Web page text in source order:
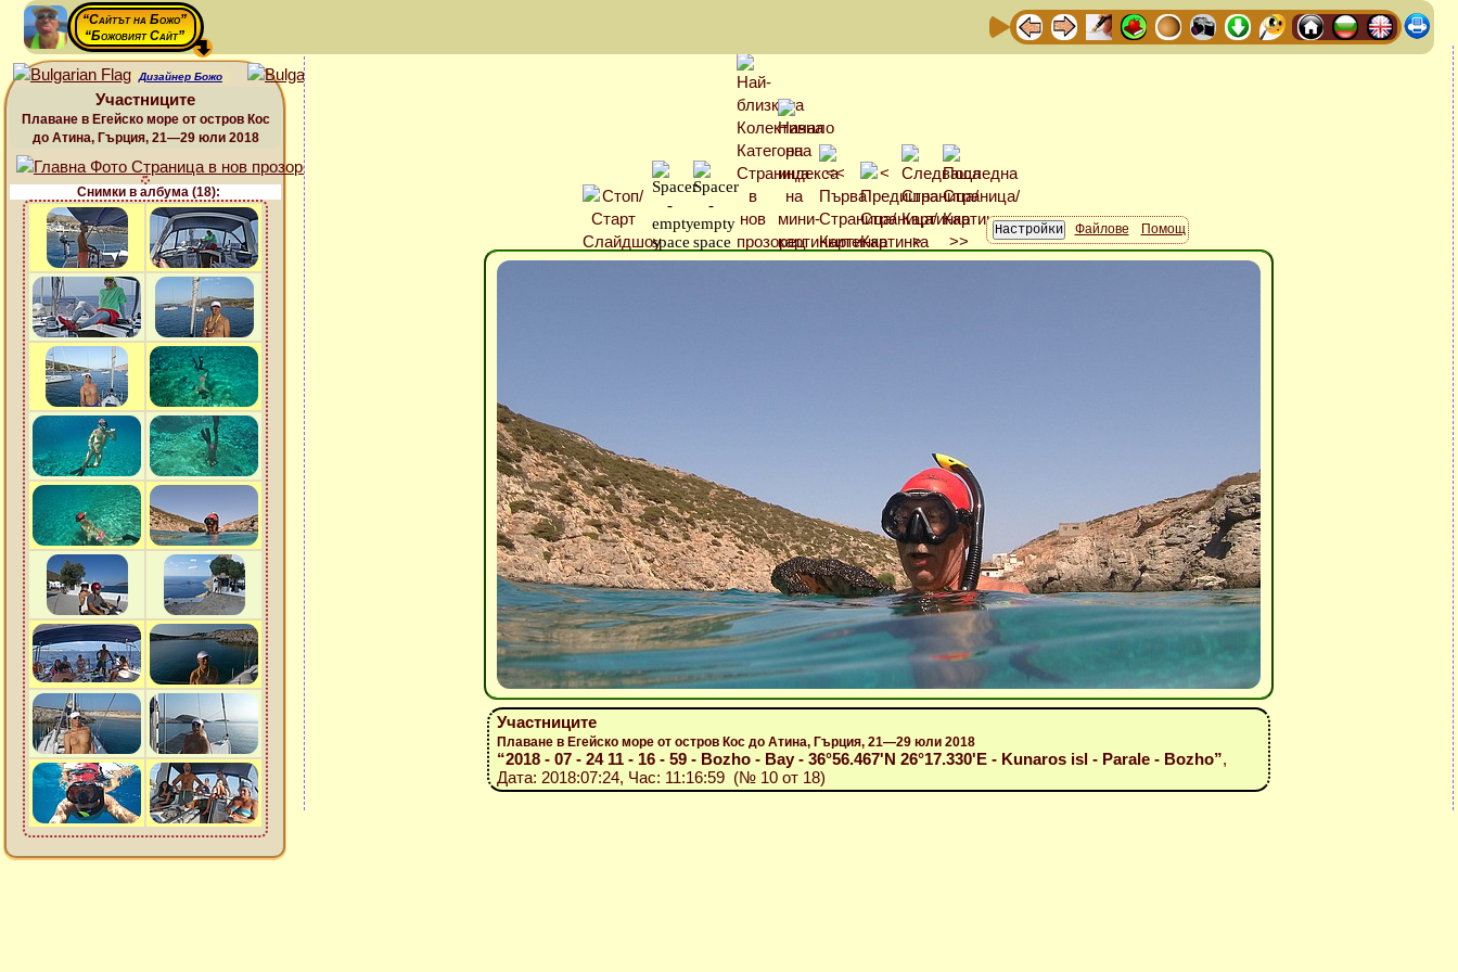
“Сайтът на Божо”
“Божовият Сайт”
Дизайнер Божо
Участниците
Плаване в Егейско море от остров Кос
до Атина, Гърция, 21—29 юли 2018
Снимки в албума (18):
Файлове Помощ
Участниците
Плаване в Егейско море от остров Кос до Атина, Гърция, 21—29 юли 2018
“2018 - 07 - 24 11 - 16 - 59 - Bozho - Bay - 36°56.467'N 26°17.330'E - Kunaros isl - Parale - Bozho”,
Дата: 2018:07:24, Час: 11:16:59 (№ 10 от 18)